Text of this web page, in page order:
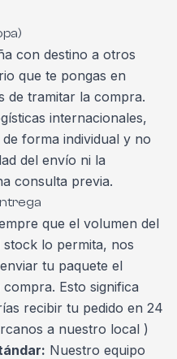
con destino a otros
que te pongas en
de tramitar la compra.
internacionales,
forma individual y no
del envío ni la
consulta previa.
que el volumen del
stock lo permita, nos
tu paquete el
Esto significa
recibir tu pedido en 24
a nuestro local )
Nuestro equipo